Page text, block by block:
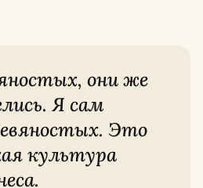
Я сам
Это
культура